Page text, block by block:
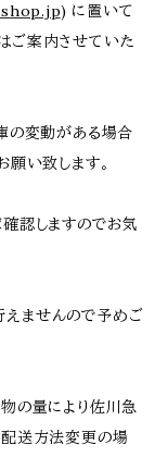
) に置いて
ご案内させていた
の変動がある場合
願い致します。
認しますのでお気
ませんので予めご
の量により佐川急
配送方法変更の場